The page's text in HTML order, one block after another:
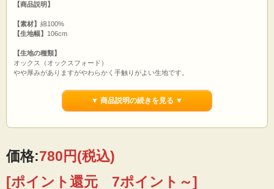
【商品説明】
【素材】 綿100%
【生地幅】 106cm
【生地の種類】
オックス（オックスフォード）
やや厚みがありますがやわらかく手触りがよい生地です。
カバン エコバッグ パッチワーク 暗幕 袋物
【ご注文前に必ずお読み下さい 】
☆生地は1m単位で切り売りいたします。
▼ 商品説明の続きを見る ▼
価格:780円(税込)
[ポイント還元 7ポイント～]